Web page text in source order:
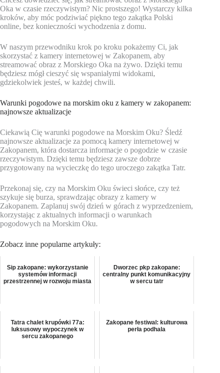
Oka w czasie rzeczywistym? Nic prostszego! Wystarczy kilka
kroków, aby móc podziwiać piękno tego zakątka Polski
online, bez konieczności wychodzenia z domu.
W naszym przewodniku krok po kroku pokażemy Ci, jak
skorzystać z kamery internetowej w Zakopanem, aby
streamować obraz z Morskiego Oka na żywo. Dzięki temu
będziesz mógł cieszyć się wspaniałymi widokami,
gdziekolwiek jesteś, w każdej chwili.
Warunki pogodowe na morskim oku z kamery w zakopanem:
najnowsze aktualizacje
Ciekawią Cię warunki pogodowe na Morskim Oku? Śledź
najnowsze aktualizacje za pomocą kamery internetowej w
Zakopanem, która dostarcza informacje o pogodzie w czasie
rzeczywistym. Dzięki temu będziesz zawsze dobrze
przygotowany na wycieczkę do tego uroczego zakątka Tatr.
Przekonaj się, czy na Morskim Oku świeci słońce, czy też
szykuje się burza, sprawdzając obrazy z kamery w
Zakopanem. Zaplanuj swój dzień w górach z wyprzedzeniem,
korzystając z aktualnych informacji o warunkach
pogodowych na Morskim Oku.
Zobacz inne popularne artykuły:
Sip zakopane: wykorzystanie
systemów informacji
przestrzennej w rozwoju miasta
Dworzec pkp zakopane:
centralny punkt komunikacyjny
w sercu tatr
Tatra chalet krupówki 77a:
luksusowy wypoczynek w
sercu zakopanego
Zakopane festiwal: kulturowa
perła podhala